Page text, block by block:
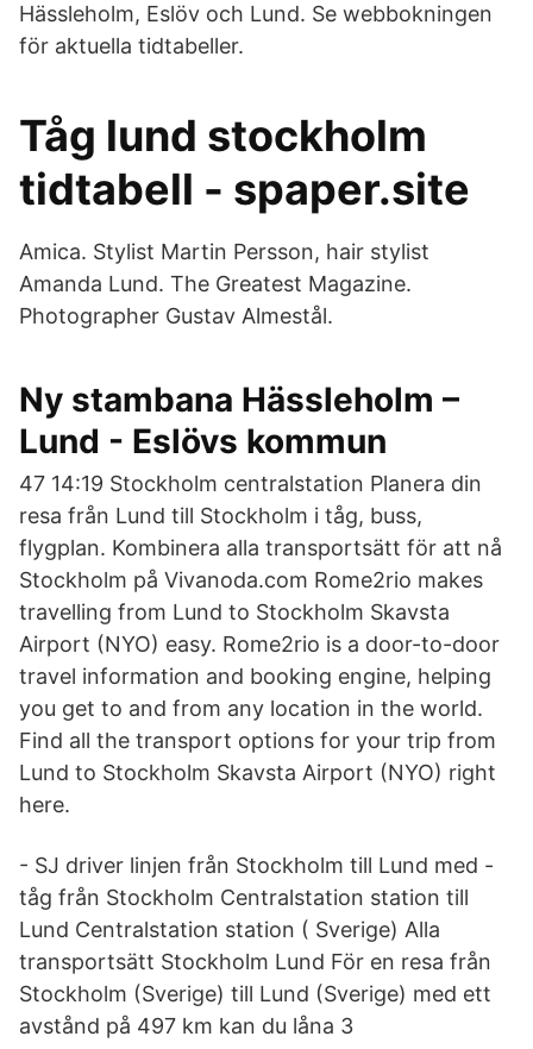
Hässleholm, Eslöv och Lund. Se webbokningen
för aktuella tidtabeller.
Tåg lund stockholm
tidtabell - spaper.site
Amica. Stylist Martin Persson, hair stylist
Amanda Lund. The Greatest Magazine.
Photographer Gustav Almestål.
Ny stambana Hässleholm –
Lund - Eslövs kommun
47 14:19 Stockholm centralstation Planera din
resa från Lund till Stockholm i tåg, buss,
flygplan. Kombinera alla transportsätt för att nå
Stockholm på Vivanoda.com Rome2rio makes
travelling from Lund to Stockholm Skavsta
Airport (NYO) easy. Rome2rio is a door-to-door
travel information and booking engine, helping
you get to and from any location in the world.
Find all the transport options for your trip from
Lund to Stockholm Skavsta Airport (NYO) right
here.
- SJ driver linjen från Stockholm till Lund med -
tåg från Stockholm Centralstation station till
Lund Centralstation station ( Sverige) Alla
transportsätt Stockholm Lund För en resa från
Stockholm (Sverige) till Lund (Sverige) med ett
avstånd på 497 km kan du låna 3